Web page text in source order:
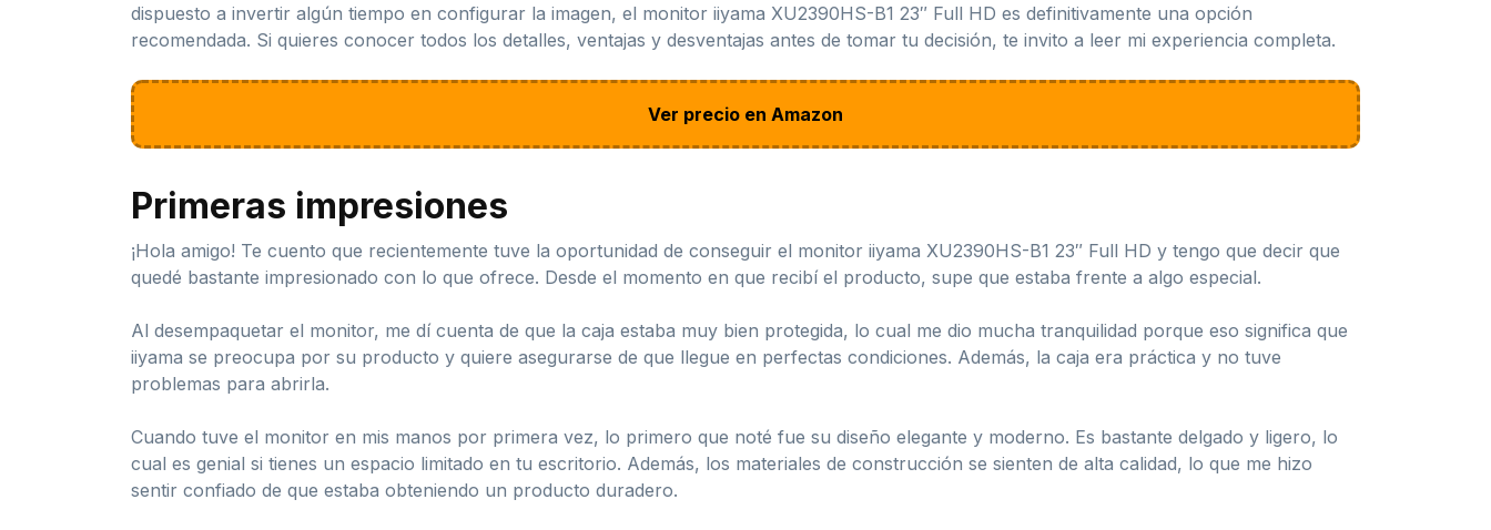
dispuesto a invertir algún tiempo en configurar la imagen, el monitor iiyama XU2390HS-B1 23″ Full HD es definitivamente una opción
recomendada. Si quieres conocer todos los detalles, ventajas y desventajas antes de tomar tu decisión, te invito a leer mi experiencia completa.
Ver precio en Amazon
Primeras impresiones
¡Hola amigo! Te cuento que recientemente tuve la oportunidad de conseguir el monitor iiyama XU2390HS-B1 23″ Full HD y tengo que decir que
quedé bastante impresionado con lo que ofrece. Desde el momento en que recibí el producto, supe que estaba frente a algo especial.
Al desempaquetar el monitor, me dí cuenta de que la caja estaba muy bien protegida, lo cual me dio mucha tranquilidad porque eso significa que
iiyama se preocupa por su producto y quiere asegurarse de que llegue en perfectas condiciones. Además, la caja era práctica y no tuve
problemas para abrirla.
Cuando tuve el monitor en mis manos por primera vez, lo primero que noté fue su diseño elegante y moderno. Es bastante delgado y ligero, lo
cual es genial si tienes un espacio limitado en tu escritorio. Además, los materiales de construcción se sienten de alta calidad, lo que me hizo
sentir confiado de que estaba obteniendo un producto duradero.